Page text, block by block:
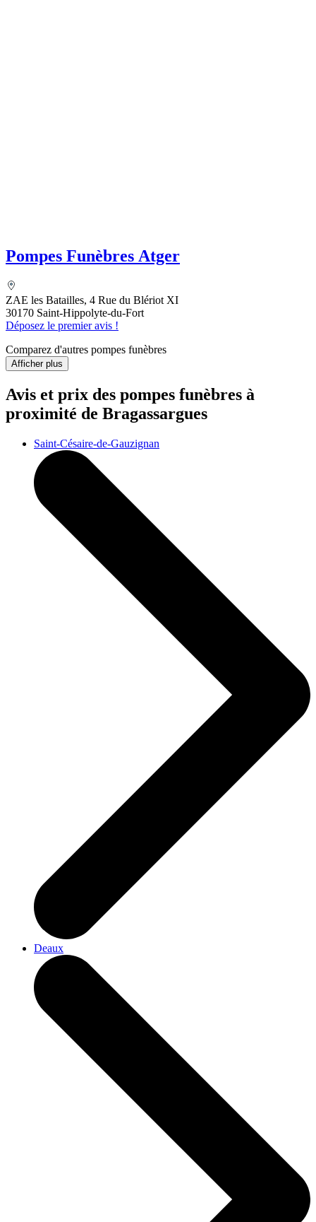
Pompes Funèbres Atger
ZAE les Batailles, 4 Rue du Blériot XI
30170 Saint-Hippolyte-du-Fort
Déposez le premier avis !
Comparez d'autres pompes funèbres
Afficher plus
Avis et prix des pompes funèbres à
proximité de Bragassargues
Saint-Césaire-de-Gauzignan
Deaux